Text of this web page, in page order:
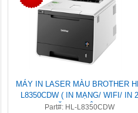
MÁY IN LASER MÀU BROTHER
L8350CDW ( IN MẠNG/ WIFI/ IN
MẶT TỰ ĐỘNG)
Part#: HL-L8350CDW